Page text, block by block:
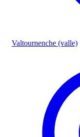
Valtournenche (valle)